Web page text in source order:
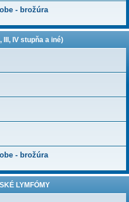
- brožúra
III, IV stupňa a iné)
- brožúra
LYMFÓMY